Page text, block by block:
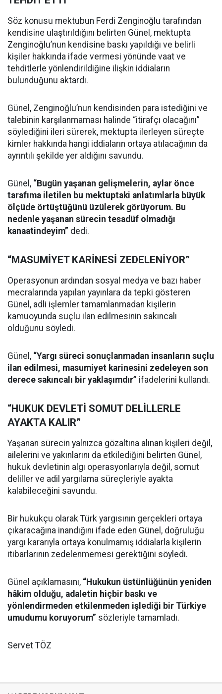
Söz konusu mektubun Ferdi Zenginoğlu tarafından
kendisine ulaştırıldığını belirten Günel, mektupta
Zenginoğlu’nun kendisine baskı yapıldığı ve belirli
kişiler hakkında ifade vermesi yönünde vaat ve
tehditlerle yönlendirildiğine ilişkin iddiaların
bulunduğunu aktardı.
Günel, Zenginoğlu’nun kendisinden para istediğini ve
talebinin karşılanmaması halinde “itirafçı olacağını”
söylediğini ileri sürerek, mektupta ilerleyen süreçte
kimler hakkında hangi iddiaların ortaya atılacağının da
ayrıntılı şekilde yer aldığını savundu.
Günel, “Bugün yaşanan gelişmelerin, aylar önce
tarafıma iletilen bu mektuptaki anlatımlarla büyük
ölçüde örtüştüğünü üzülerek görüyorum. Bu
nedenle yaşanan sürecin tesadüf olmadığı
kanaatindeyim” dedi.
“MASUMİYET KARİNESİ ZEDELENİYOR”
Operasyonun ardından sosyal medya ve bazı haber
mecralarında yapılan yayınlara da tepki gösteren
Günel, adli işlemler tamamlanmadan kişilerin
kamuoyunda suçlu ilan edilmesinin sakıncalı
olduğunu söyledi.
Günel, “Yargı süreci sonuçlanmadan insanların suçlu
ilan edilmesi, masumiyet karinesini zedeleyen son
derece sakıncalı bir yaklaşımdır” ifadelerini kullandı.
“HUKUK DEVLETİ SOMUT DELİLLERLE
AYAKTA KALIR”
Yaşanan sürecin yalnızca gözaltına alınan kişileri değil,
ailelerini ve yakınlarını da etkilediğini belirten Günel,
hukuk devletinin algı operasyonlarıyla değil, somut
deliller ve adil yargılama süreçleriyle ayakta
kalabileceğini savundu.
Bir hukukçu olarak Türk yargısının gerçekleri ortaya
çıkaracağına inandığını ifade eden Günel, doğruluğu
yargı kararıyla ortaya konulmamış iddialarla kişilerin
itibarlarının zedelenmemesi gerektiğini söyledi.
Günel açıklamasını, “Hukukun üstünlüğünün yeniden
hâkim olduğu, adaletin hiçbir baskı ve
yönlendirmeden etkilenmeden işlediği bir Türkiye
umudumu koruyorum” sözleriyle tamamladı.
Servet TÖZ